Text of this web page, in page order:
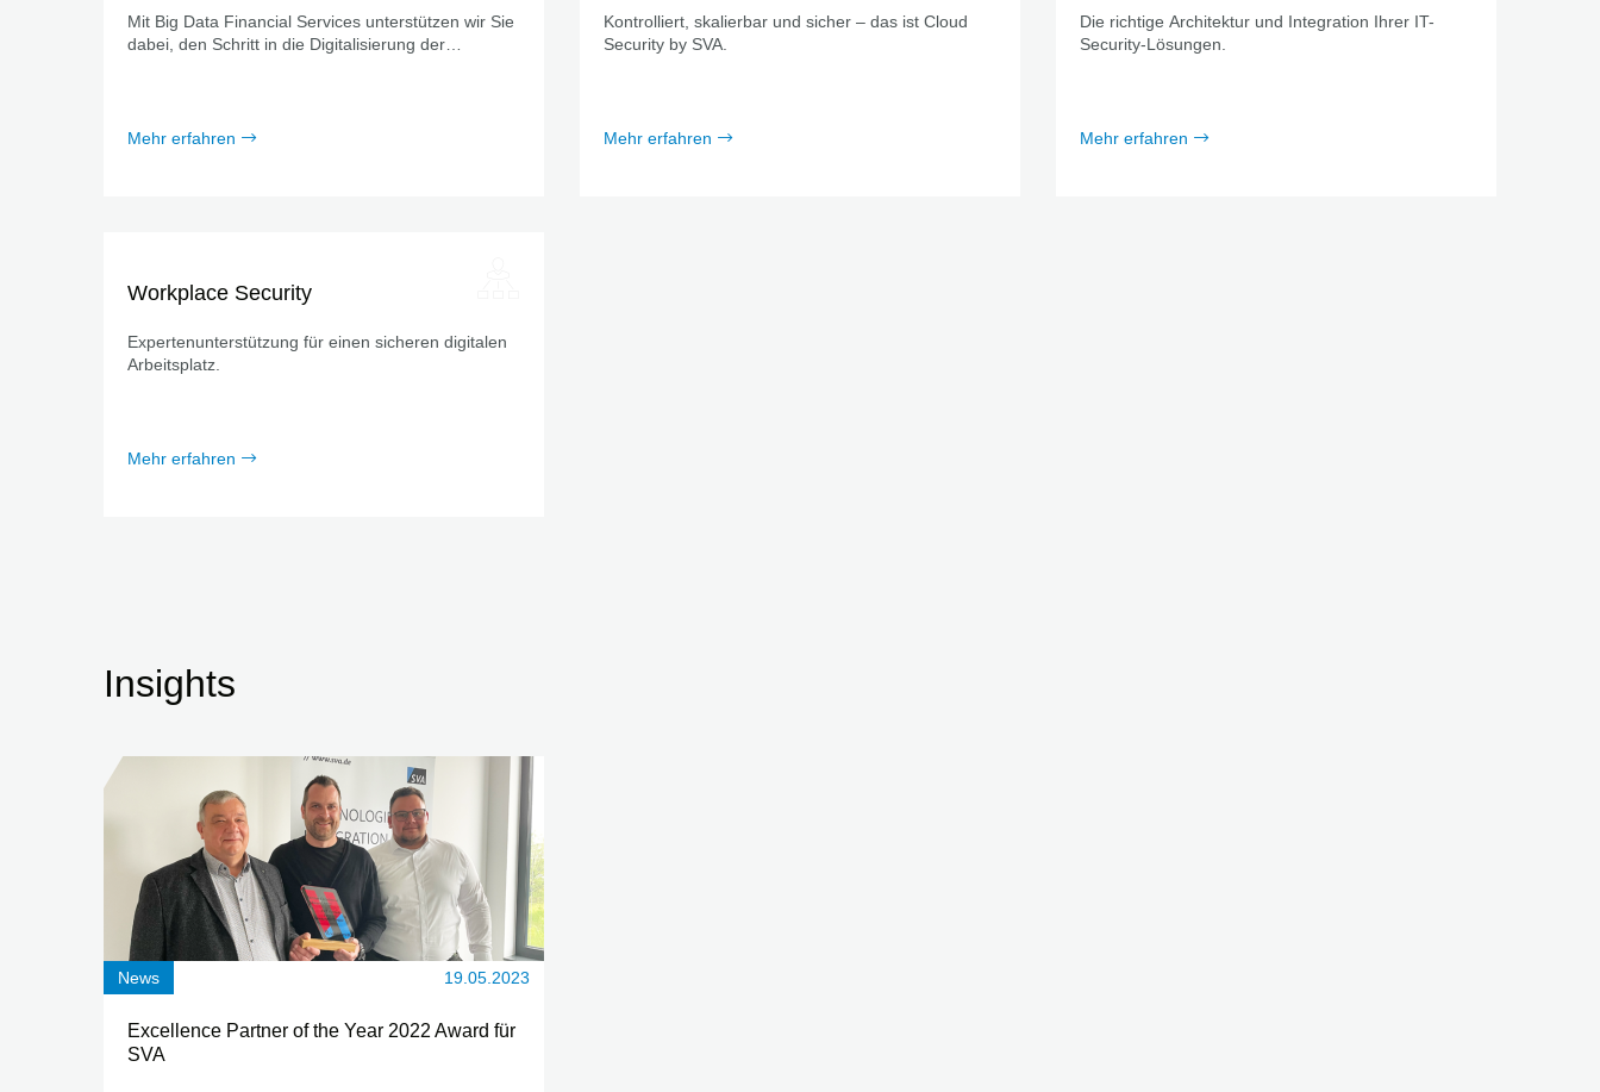
Mit Big Data Financial Services unterstützen wir Sie
dabei, den Schritt in die Digitalisierung der
Mehr erfahren
Kontrolliert, skalierbar und sicher – das ist Cloud
Security by SVA.
Mehr erfahren
Die richtige Architektur und Integration Ihrer IT-
Security-Lösungen.
Mehr erfahren
Workplace Security
Expertenunterstützung für einen sicheren digitalen
Arbeitsplatz.
Mehr erfahren
Insights
News 19.05.2023
Excellence Partner of the Year 2022 Award für
SVA